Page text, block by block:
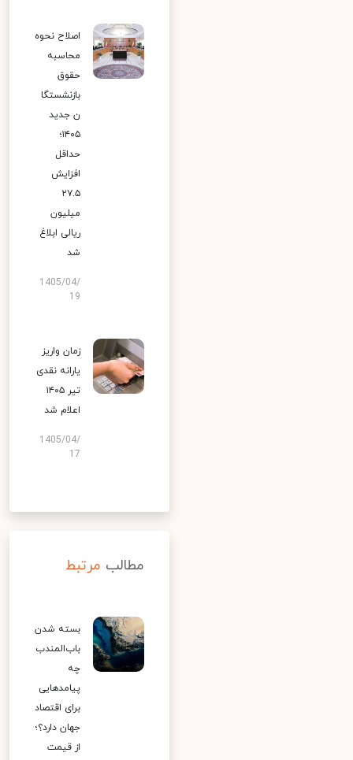
اصلاح نحوه
محاسبه
حقوق
بازنشستگا
ن جدید
۱۴۰۵؛
حداقل
افزایش
۲۷.۵
میلیون
ریالی ابلاغ
شد
1405/04/
19
زمان واریز
یارانه نقدی
تیر ۱۴۰۵
اعلام شد
1405/04/
17
مطالب مرتبط
بسته شدن
باب‌المندب
چه
پیامدهایی
برای اقتصاد
جهان دارد؟؛
از قیمت